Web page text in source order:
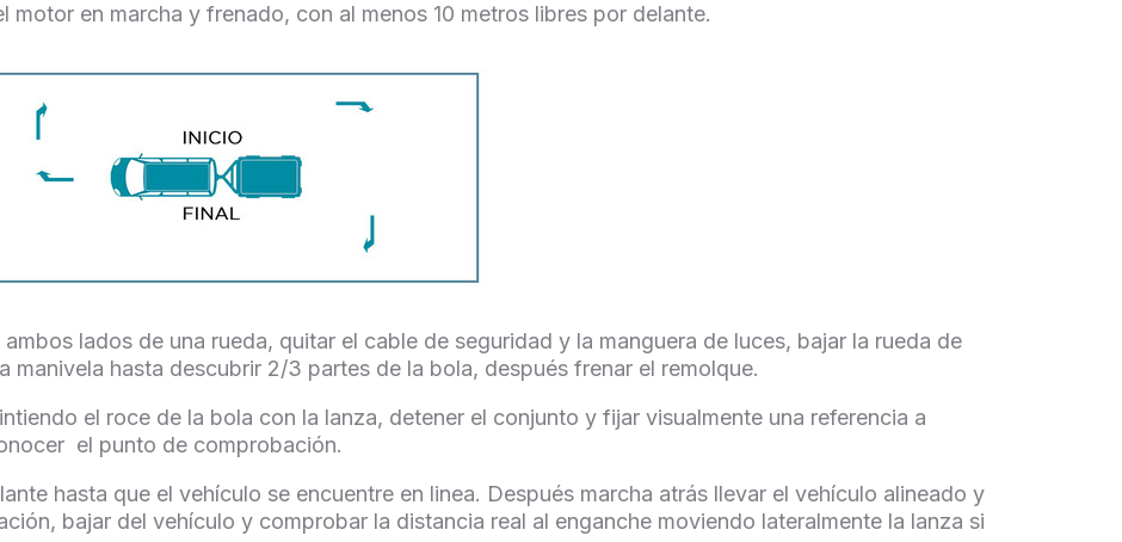
motor en marcha y frenado, con al menos 10 metros libres por delante.
lados de una rueda, quitar el cable de seguridad y la manguera de luces, bajar la rueda de
manivela hasta descubrir 2/3 partes de la bola, después frenar el remolque.
el roce de la bola con la lanza, detener el conjunto y fijar visualmente una referencia a
el punto de comprobación.
hasta que el vehículo se encuentre en linea. Después marcha atrás llevar el vehículo alineado y
bajar del vehículo y comprobar la distancia real al enganche moviendo lateralmente la lanza si